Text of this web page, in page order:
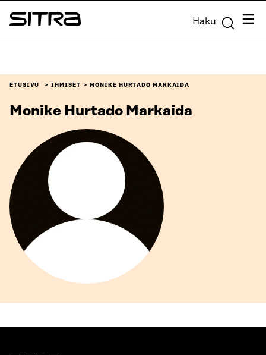
Siirry
suoraan
Sitra Haku
ETUSIVU IHMISET MONIKE HURTADO MARKAIDA
Monike Hurtado Markaida